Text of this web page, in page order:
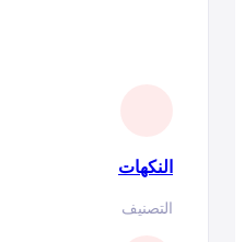
النكهات
التصنيف